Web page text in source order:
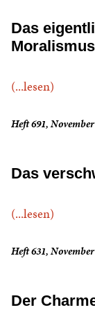
Das
Moralismus
(...lesen)
Heft 691,
Das
(...lesen)
Heft 631,
Der